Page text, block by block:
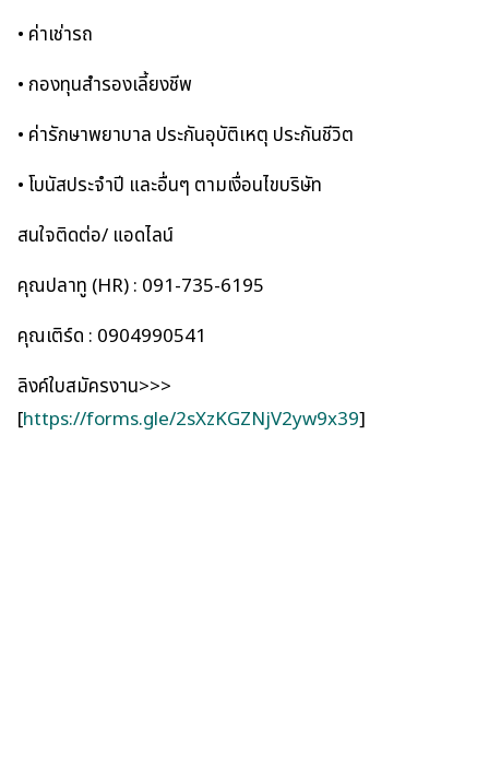
• ค่าเช่ารถ
• กองทุนสำรองเลี้ยงชีพ
• ค่ารักษาพยาบาล ประกันอุบัติเหตุ ประกันชีวิต
• โบนัสประจำปี และอื่นๆ ตามเงื่อนไขบริษัท
สนใจติดต่อ/ แอดไลน์
คุณปลาทู (HR) : 091-735-6195
คุณเติร์ด : 0904990541
ลิงค์ใบสมัครงาน>>>
[https://forms.gle/2sXzKGZNjV2yw9x39]